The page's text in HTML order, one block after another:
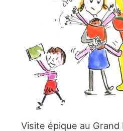
Visite épique au Grand